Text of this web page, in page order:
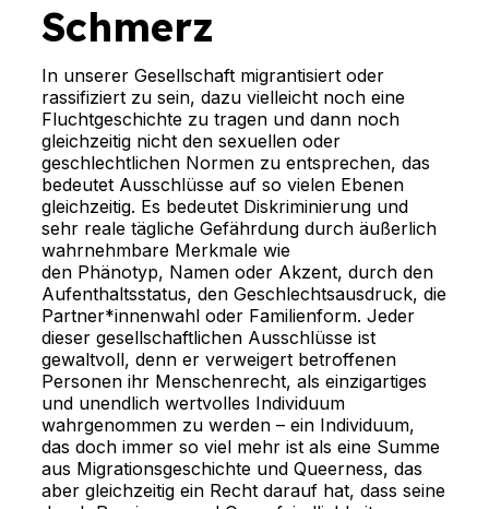
Schmerz
In unserer Gesellschaft migrantisiert oder
rassifiziert zu sein, dazu vielleicht noch eine
Fluchtgeschichte zu tragen und dann noch
gleichzeitig nicht den sexuellen oder
geschlechtlichen Normen zu entsprechen, das
bedeutet Ausschlüsse auf so vielen Ebenen
gleichzeitig. Es bedeutet Diskriminierung und
sehr reale tägliche Gefährdung durch äußerlich
wahrnehmbare Merkmale wie
den Phänotyp, Namen oder Akzent, durch den
Aufenthaltsstatus, den Geschlechtsausdruck, die
Partner*innenwahl oder Familienform. Jeder
dieser gesellschaftlichen Ausschlüsse ist
gewaltvoll, denn er verweigert betroffenen
Personen ihr Menschenrecht, als einzigartiges
und unendlich wertvolles Individuum
wahrgenommen zu werden – ein Individuum,
das doch immer so viel mehr ist als eine Summe
aus Migrationsgeschichte und Queerness, das
aber gleichzeitig ein Recht darauf hat, dass seine